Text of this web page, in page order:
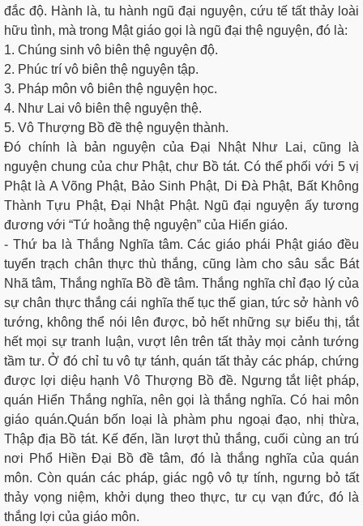
đắc độ. Hành là, tu hành ngũ đại nguyện, cứu tế tất thảy loài
hữu tình, mà trong Mật giáo gọi là ngũ đại thệ nguyện, đó là:
1. Chúng sinh vô biên thệ nguyện độ.
2. Phúc trí vô biên thệ nguyện tập.
3. Pháp môn vô biên thệ nguyện học.
4. Như Lai vô biên thệ nguyện thệ.
5. Vô Thượng Bồ đề thệ nguyện thành.
Đó chính là bản nguyện của Đại Nhật Như Lai, cũng là
nguyện chung của chư Phật, chư Bồ tát. Có thể phối với 5 vị
Phật là A Võng Phật, Bảo Sinh Phật, Di Đà Phật, Bất Không
Thành Tựu Phật, Đại Nhật Phật. Ngũ đại nguyện ấy tương
đương với “Tứ hoằng thệ nguyện” của Hiển giáo.
- Thứ ba là Thắng Nghĩa tâm. Các giáo phái Phật giáo đều
tuyển trạch chân thực thù thắng, cũng làm cho sâu sắc Bát
Nhã tâm, Thắng nghĩa Bồ đề tâm. Thắng nghĩa chỉ đạo lý của
sự chân thực thắng cái nghĩa thế tục thế gian, tức sở hành vô
tướng, không thể nói lên được, bỏ hết những sự biểu thị, tắt
hết mọi sự tranh luận, vượt lên trên tất thảy mọi cảnh tướng
tầm tư. Ở đó chỉ tu vô tự tánh, quán tất thảy các pháp, chứng
được lợi diệu hạnh Vô Thượng Bồ đề. Ngưng tắt liệt pháp,
quán Hiển Thắng nghĩa, nên gọi là thắng nghĩa. Có hai môn
giáo quán.Quán bốn loại là phàm phu ngoại đạo, nhị thừa,
Thập địa Bồ tát. Kế đến, lần lượt thủ thắng, cuối cùng an trú
nơi Phổ Hiền Đại Bồ đề tâm, đó là thắng nghĩa của quán
môn. Còn quán các pháp, giác ngộ vô tự tính, ngưng bỏ tất
thảy vọng niệm, khởi dụng theo thực, tư cụ vạn đức, đó là
thắng lợi của giáo môn.